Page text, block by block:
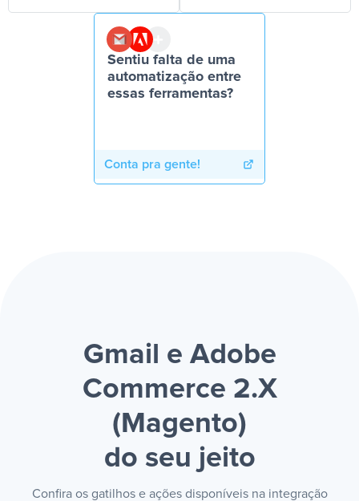
Sentiu falta de uma
automatização entre
essas ferramentas?
Conta pra gente!
Gmail e Adobe
Commerce 2.X
(Magento)
do seu jeito
Confira os gatilhos e ações disponíveis na integração